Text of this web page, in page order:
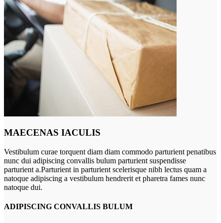
MAECENAS IACULIS
Vestibulum curae torquent diam diam commodo parturient penatibus
nunc dui adipiscing convallis bulum parturient suspendisse
parturient a.Parturient in parturient scelerisque nibh lectus quam a
natoque adipiscing a vestibulum hendrerit et pharetra fames nunc
natoque dui.
ADIPISCING CONVALLIS BULUM